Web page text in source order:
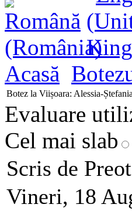
Acasă
Botez la Viișoara: Alessia-
Evaluare
Cel mai slab
Scris de
Vineri, 18